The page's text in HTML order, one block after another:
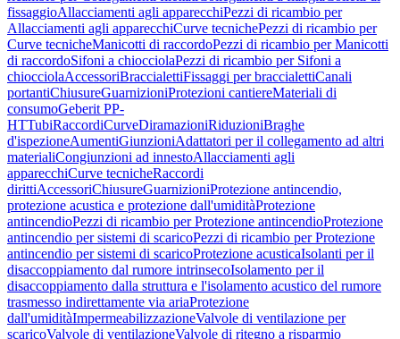
fissaggioAllacciamenti agli apparecchiPezzi di ricambio per
Allacciamenti agli apparecchiCurve tecnichePezzi di ricambio per
Curve tecnicheManicotti di raccordoPezzi di ricambio per Manicotti
di raccordoSifoni a chiocciolaPezzi di ricambio per Sifoni a
chiocciolaAccessoriBraccialettiFissaggi per braccialettiCanali
portantiChiusureGuarnizioniProtezioni cantiereMateriali di
consumoGeberit PP-
HTTubiRaccordiCurveDiramazioniRiduzioniBraghe
d'ispezioneAumentiGiunzioniAdattatori per il collegamento ad altri
materialiCongiunzioni ad innestoAllacciamenti agli
apparecchiCurve tecnicheRaccordi
dirittiAccessoriChiusureGuarnizioniProtezione antincendio,
protezione acustica e protezione dall'umiditàProtezione
antincendioPezzi di ricambio per Protezione antincendioProtezione
antincendio per sistemi di scaricoPezzi di ricambio per Protezione
antincendio per sistemi di scaricoProtezione acusticaIsolanti per il
disaccoppiamento dal rumore intrinsecoIsolamento per il
disaccoppiamento dalla struttura e l'isolamento acustico del rumore
trasmesso indirettamente via ariaProtezione
dall'umiditàImpermeabilizzazioneValvole di ventilazione per
scaricoValvole di ventilazioneValvole di ritegno a risparmio